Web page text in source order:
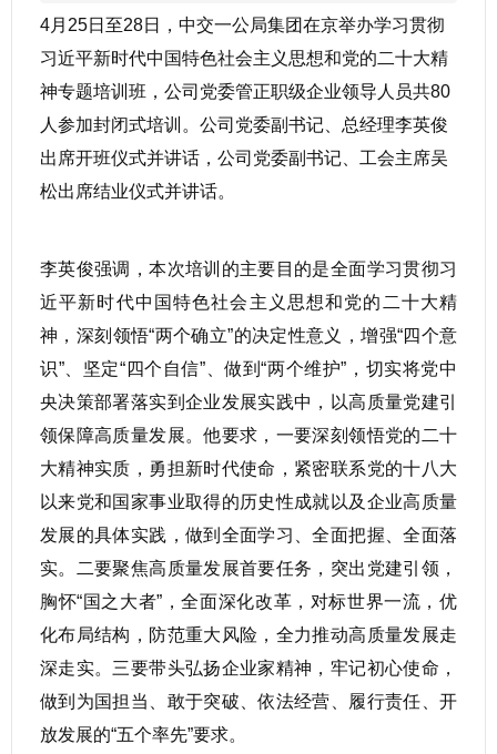
4月25日至28日，中交一公局集团在京举办学习贯彻
习近平新时代中国特色社会主义思想和党的二十大精
神专题培训班，公司党委管正职级企业领导人员共80
人参加封闭式培训。公司党委副书记、总经理李英俊
出席开班仪式并讲话，公司党委副书记、工会主席吴
松出席结业仪式并讲话。
李英俊强调，本次培训的主要目的是全面学习贯彻习
近平新时代中国特色社会主义思想和党的二十大精
神，深刻领悟“两个确立”的决定性意义，增强“四个意
识”、坚定“四个自信”、做到“两个维护”，切实将党中
央决策部署落实到企业发展实践中，以高质量党建引
领保障高质量发展。他要求，一要深刻领悟党的二十
大精神实质，勇担新时代使命，紧密联系党的十八大
以来党和国家事业取得的历史性成就以及企业高质量
发展的具体实践，做到全面学习、全面把握、全面落
实。二要聚焦高质量发展首要任务，突出党建引领，
胸怀“国之大者”，全面深化改革，对标世界一流，优
化布局结构，防范重大风险，全力推动高质量发展走
深走实。三要带头弘扬企业家精神，牢记初心使命，
做到为国担当、敢于突破、依法经营、履行责任、开
放发展的“五个率先”要求。